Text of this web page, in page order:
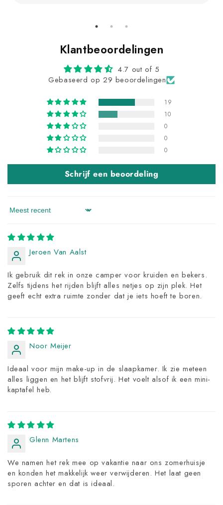
Klantbeoordelingen
4.7 out of 5
Gebaseerd op 29 beoordelingen
19
10
0
0
0
Schrijf een beoordeling
Sort by
Jeroen Van Aalst
Ik gebruik dit rek in onze camper voor kruiden en bekers.
Zelfs tijdens het rijden blijft alles netjes op zijn plek. Het
geeft echt extra ruimte zonder dat je iets hoeft te boren.
Noor Meijer
Ideaal voor mijn make-up in de slaapkamer. Ik zie meteen
alles liggen en het blijft stofvrij. Het voelt alsof ik een mini-
kaptafel heb.
Glenn Martens
We namen het rek mee op vakantie naar ons zomerhuisje
en konden het makkelijk weer verwijderen. Het laat geen
sporen achter en dat is ideaal.